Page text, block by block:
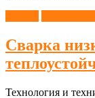
Сварка
Технология и